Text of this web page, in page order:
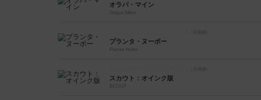
オラパ・マイン
Orapa Mine
プランタ・ヌーボー
Planta Nubo
スカウト：オインク版
SCOUT